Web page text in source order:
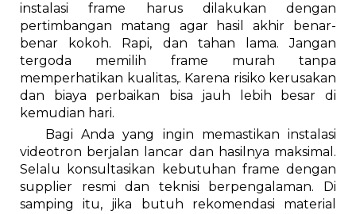
instalasi frame harus dilakukan dengan
pertimbangan matang agar hasil akhir benar-
benar kokoh. Rapi, dan tahan lama. Jangan
tergoda memilih frame murah tanpa
memperhatikan kualitas,. Karena risiko kerusakan
dan biaya perbaikan bisa jauh lebih besar di
kemudian hari.
Bagi Anda yang ingin memastikan instalasi
videotron berjalan lancar dan hasilnya maksimal.
Selalu konsultasikan kebutuhan frame dengan
supplier resmi dan teknisi berpengalaman. Di
samping itu, jika butuh rekomendasi material